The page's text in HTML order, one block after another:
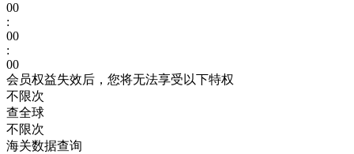
00
:
00
:
00
会员权益失效后，您将无法享受以下特权
不限次
查全球
不限次
海关数据查询